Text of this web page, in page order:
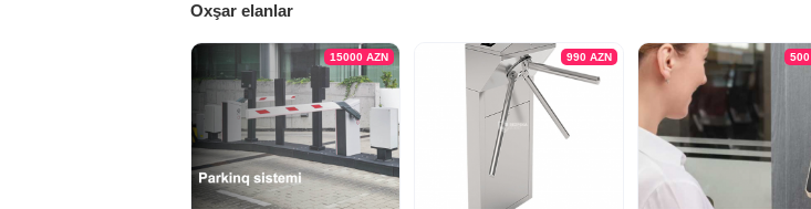
Oxşar elanlar
15000 AZN 990 AZN 500